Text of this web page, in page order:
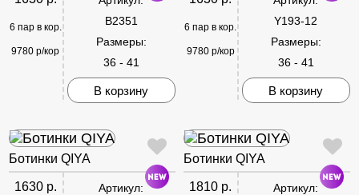
6 пар в кор.
9780 р/кор
B2351
Размеры:
36 - 41
В корзину
6 пар в кор.
9780 р/кор
Y193-12
Размеры:
36 - 41
В корзину
Ботинки QIYA
1630 р.
Артикул:
Ботинки QIYA
1810 р.
Артикул: